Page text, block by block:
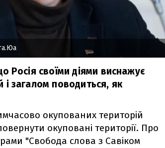
Росія своїми діями виснажує
і загалом поводиться, як
окупованих територій
окуповані території. Про
"Свобода слова з Савіком